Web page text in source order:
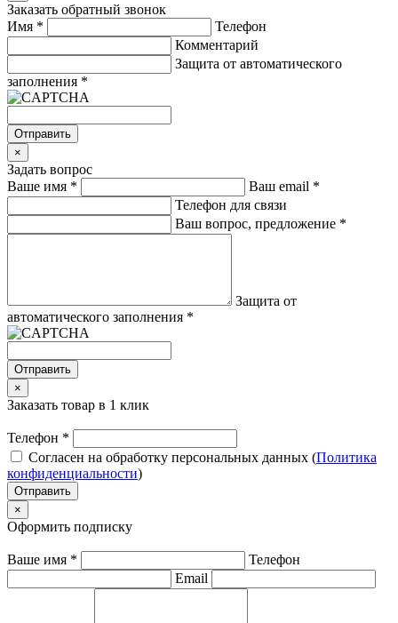
Заказать обратный звонок
Имя *
Телефон
Комментарий
Защита от автоматического
заполнения *
Отправить
×
Задать вопрос
Ваше имя * Ваш email *
Телефон для связи
Ваш вопрос, предложение *
Защита от
автоматического заполнения *
Отправить
×
Заказать товар в 1 клик
Телефон *
Согласен на обработку персональных данных (Политика
конфиденциальности)
Отправить
×
Оформить подписку
Ваше имя *
Телефон
Email